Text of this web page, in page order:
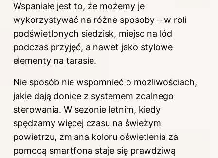
Wspaniałe jest to, że możemy je
wykorzystywać na różne sposoby – w roli
podświetlonych siedzisk, miejsc na lód
podczas przyjęć, a nawet jako stylowe
elementy na tarasie.
Nie sposób nie wspomnieć o możliwościach,
jakie dają donice z systemem zdalnego
sterowania. W sezonie letnim, kiedy
spędzamy więcej czasu na świeżym
powietrzu, zmiana koloru oświetlenia za
pomocą smartfona staje się prawdziwą